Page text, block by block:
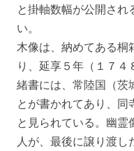
と掛軸数幅が公開さ
い。
木像は、納めてある
り、延享５年（１７
緒書には、常陸国（茨
とが書かれてあり、
と見られている。幽霊
人が、最後に譲り渡し